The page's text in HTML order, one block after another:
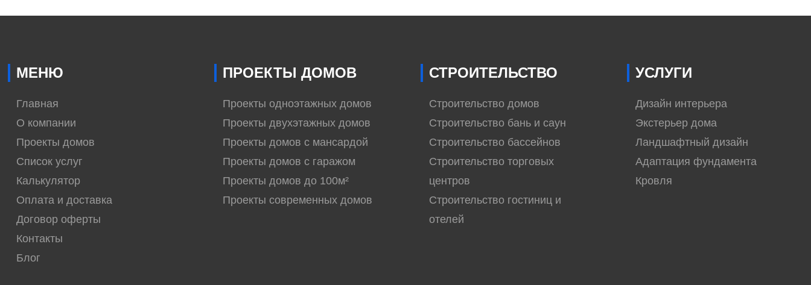
МЕНЮ
Главная
О компании
Проекты домов
Список услуг
Калькулятор
Оплата и доставка
Договор оферты
Контакты
Блог
ПРОЕКТЫ ДОМОВ
Проекты одноэтажных домов
Проекты двухэтажных домов
Проекты домов с мансардой
Проекты домов с гаражом
Проекты домов до 100м²
Проекты современных домов
СТРОИТЕЛЬСТВО
Строительство домов
Строительство бань и саун
Строительство бассейнов
Строительство торговых
центров
Строительство гостиниц и
отелей
УСЛУГИ
Дизайн интерьера
Экстерьер дома
Ландшафтный дизайн
Адаптация фундамента
Кровля